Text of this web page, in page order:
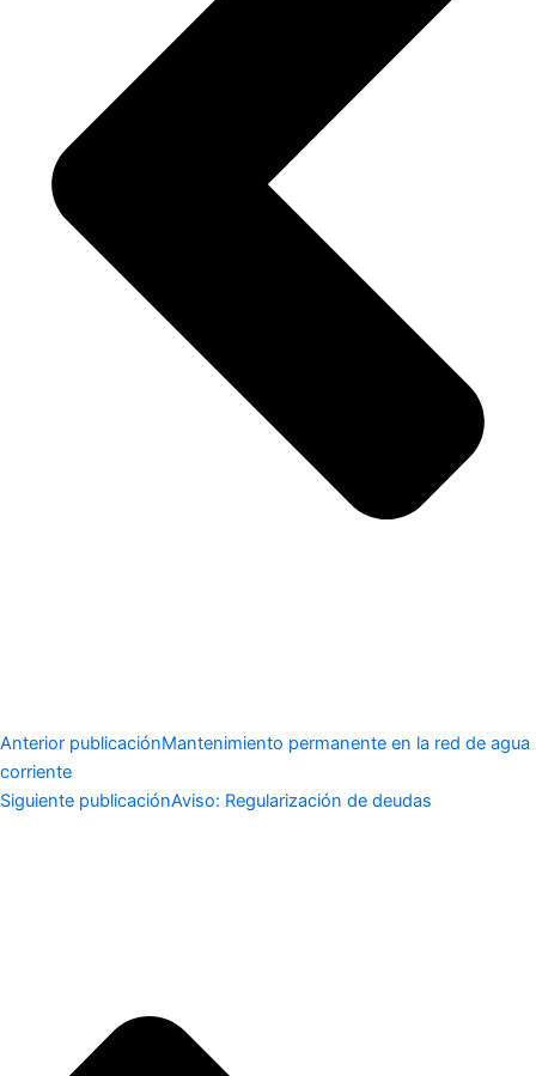
Anterior publicaciónMantenimiento permanente en la red de agua
corriente
Siguiente publicaciónAviso: Regularización de deudas